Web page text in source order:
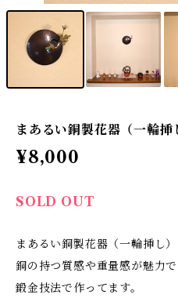
まあるい銅製花器（一輪
¥8,000
SOLD OUT
まあるい銅製花器（一輪挿し）
銅の持つ質感や重量感が魅力で
鍛金技法で作ってます。